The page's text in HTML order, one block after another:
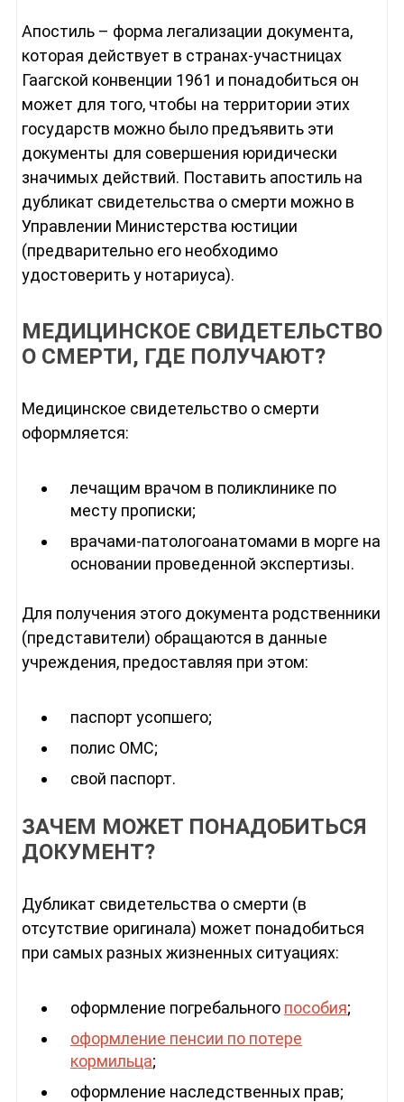
Апостиль – форма легализации документа,
которая действует в странах-участницах
Гаагской конвенции 1961 и понадобиться он
может для того, чтобы на территории этих
государств можно было предъявить эти
документы для совершения юридически
значимых действий. Поставить апостиль на
дубликат свидетельства о смерти можно в
Управлении Министерства юстиции
(предварительно его необходимо
удостоверить у нотариуса).
МЕДИЦИНСКОЕ СВИДЕТЕЛЬСТВО
О СМЕРТИ, ГДЕ ПОЛУЧАЮТ?
Медицинское свидетельство о смерти
оформляется:
лечащим врачом в поликлинике по
месту прописки;
врачами-патологоанатомами в морге на
основании проведенной экспертизы.
Для получения этого документа родственники
(представители) обращаются в данные
учреждения, предоставляя при этом:
паспорт усопшего;
полис ОМС;
свой паспорт.
ЗАЧЕМ МОЖЕТ ПОНАДОБИТЬСЯ
ДОКУМЕНТ?
Дубликат свидетельства о смерти (в
отсутствие оригинала) может понадобиться
при самых разных жизненных ситуациях:
оформление погребального пособия;
оформление пенсии по потере
кормильца;
оформление наследственных прав;